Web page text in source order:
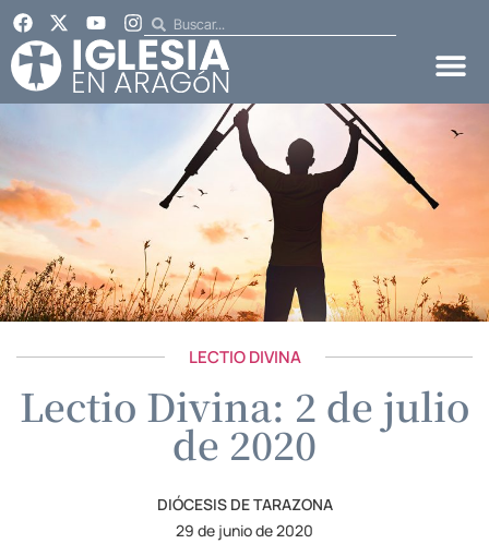
LECTIO DIVINA
Lectio Divina: 2 de julio
de 2020
DIÓCESIS DE TARAZONA
29 de junio de 2020